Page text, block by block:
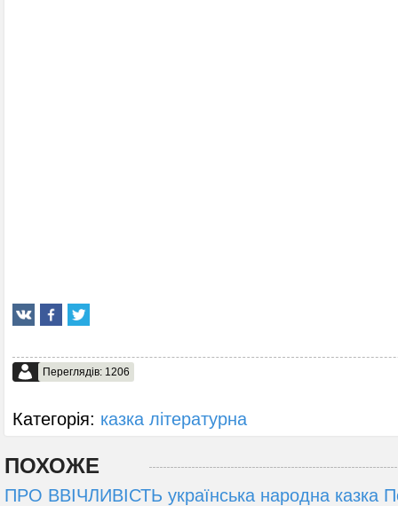
Переглядів: 1206
Категорія: казка літературна
ПОХОЖЕ
ПРО ВВІЧЛИВІСТЬ українська народна казка